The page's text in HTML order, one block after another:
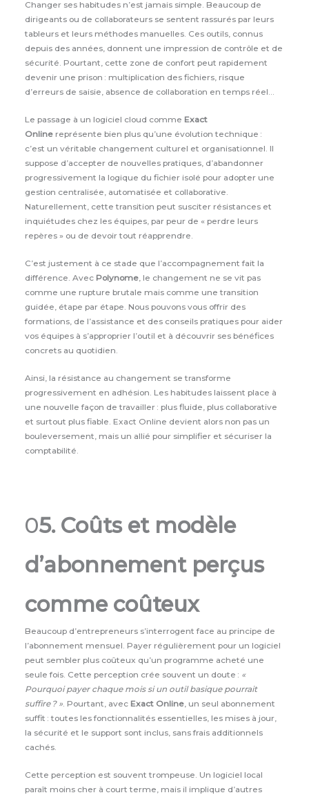
Changer ses habitudes n’est jamais simple. Beaucoup de
dirigeants ou de collaborateurs se sentent rassurés par leurs
tableurs et leurs méthodes manuelles. Ces outils, connus
depuis des années, donnent une impression de contrôle et de
sécurité. Pourtant, cette zone de confort peut rapidement
devenir une prison : multiplication des fichiers, risque
d’erreurs de saisie, absence de collaboration en temps réel…
Le passage à un logiciel cloud comme Exact
Online représente bien plus qu’une évolution technique :
c’est un véritable changement culturel et organisationnel. Il
suppose d’accepter de nouvelles pratiques, d’abandonner
progressivement la logique du fichier isolé pour adopter une
gestion centralisée, automatisée et collaborative.
Naturellement, cette transition peut susciter résistances et
inquiétudes chez les équipes, par peur de « perdre leurs
repères » ou de devoir tout réapprendre.
C’est justement à ce stade que l’accompagnement fait la
différence. Avec Polynome, le changement ne se vit pas
comme une rupture brutale mais comme une transition
guidée, étape par étape. Nous pouvons vous offrir des
formations, de l’assistance et des conseils pratiques pour aider
vos équipes à s’approprier l’outil et à découvrir ses bénéfices
concrets au quotidien.
Ainsi, la résistance au changement se transforme
progressivement en adhésion. Les habitudes laissent place à
une nouvelle façon de travailler : plus fluide, plus collaborative
et surtout plus fiable. Exact Online devient alors non pas un
bouleversement, mais un allié pour simplifier et sécuriser la
comptabilité.
05. Coûts et modèle
d’abonnement perçus
comme coûteux
Beaucoup d’entrepreneurs s’interrogent face au principe de
l’abonnement mensuel. Payer régulièrement pour un logiciel
peut sembler plus coûteux qu’un programme acheté une
seule fois. Cette perception crée souvent un doute : «
Pourquoi payer chaque mois si un outil basique pourrait
suffire ? ». Pourtant, avec Exact Online, un seul abonnement
suffit : toutes les fonctionnalités essentielles, les mises à jour,
la sécurité et le support sont inclus, sans frais additionnels
cachés.
Cette perception est souvent trompeuse. Un logiciel local
paraît moins cher à court terme, mais il implique d’autres